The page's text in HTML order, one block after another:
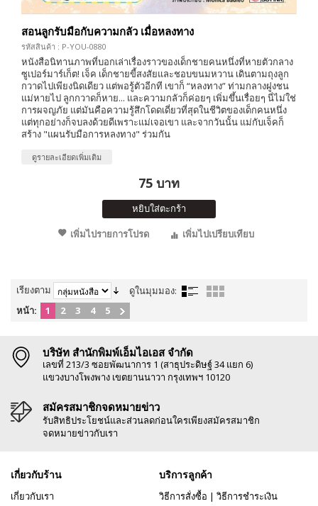
สอนลูกรับมือกับความกลัว เมื่อหลงทาง
รหัสสินค้า : P-YOU-0880
หนังสือนิทานภาพที่บอกเล่าเรื่องราวของเด็กชายคนหนึ่งที่หายตัวกลาง
ซูเปอร์มาร์เก็ต! เจ็ค เด็กชายขี้สงสัยและชอบขนมหวาน เดินตามถุงลูก
กวาดไปเพียงนิดเดียว แต่พอรู้ตัวอีกที เขาก็ “หลงทาง” ท่ามกลางฝูงชน
แม่หายไป ลูกกวาดก็หาย... และความกลัวก็ค่อยๆ เพิ่มขึ้นเรื่อยๆ นี่ไม่ใช่
การผจญภัย แต่มันคือความรู้สึกโดดเดี่ยวที่สุดในชีวิตของเด็กคนหนึ่ง
แต่ทุกอย่างก็จบลงด้วยดีเพราะแม่เจอเขา และจากวันนั้น แม่กับเจ็คก็
สร้าง "แผนรับมือการหลงทาง" ร่วมกัน
ดูรายละเอียดเพิ่มเติม
75 บาท
หยิบใส่ตะกร้า
เพิ่มไปรายการโปรด
เพิ่มไปเปรียบเทียบ
เรียงตาม
ดูในมุมมอง:
หน้า:
1 2 3 4 5
บริษัท สำนักพิมพ์เอ็มไอเอส จำกัด
เลขที่ 213/3 ซอยพัฒนาการ 1 (สาธุประดิษฐ์ 34 แยก 6)
แขวงบางโพงพาง เขตยานนาวา กรุงเทพฯ 10120
สมัครสมาชิกจดหมายข่าว
รับสิทธิประโยชน์และส่วนลดก่อนใครเพียงสมัครสมาชิก
จดหมายข่าวกับเรา
เกี่ยวกับร้าน
เกี่ยวกับเรา
บริการลูกค้า
วิธีการสั่งซื้อ | วิธีการชำระเงิน